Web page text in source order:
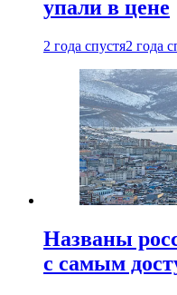
упали в цене
2 года спустя2 года
Названы
с самым